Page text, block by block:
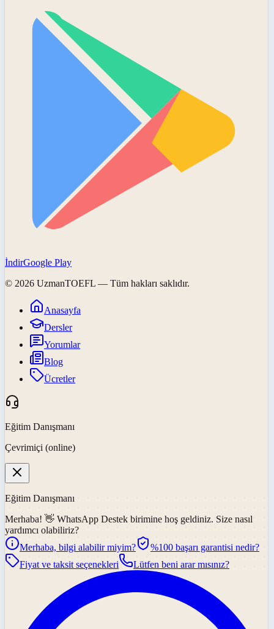
İndirGoogle Play
© 2026 UzmanTOEFL — Tüm hakları saklıdır.
Anasayfa
Dersler
Yorumlar
Blog
Ücretler
Eğitim Danışmanı
Çevrimiçi (online)
Eğitim Danışmanı
Merhaba! 👋 WhatsApp Destek birimine hoş geldiniz. Size nasıl
yardımcı olabiliriz?
Merhaba, bilgi alabilir miyim?
%100 başarı garantisi nedir?
Fiyat ve taksit seçenekleri
Lütfen beni arar mısınız?